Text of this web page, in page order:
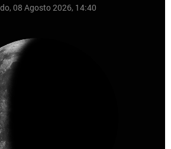
08 Agosto 2026, 14:40